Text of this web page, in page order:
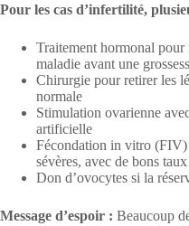
Pour les cas d’infertilité,
Traitement hormonal
maladie avant une
Chirurgie pour retirer les
normale
Stimulation ovarienne
artificielle
Fécondation in vitro (FIV)
sévères, avec de bons
Don d’ovocytes si la
Message d’espoir : Beaucoup